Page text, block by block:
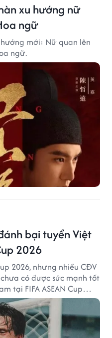
xu hướng nữ
ngữ
mới: Nữ quan lên
ngữ.
bại tuyển Việt
2026
2026, nhưng nhiều CĐV
có được sức mạnh tốt
tại FIFA ASEAN Cup